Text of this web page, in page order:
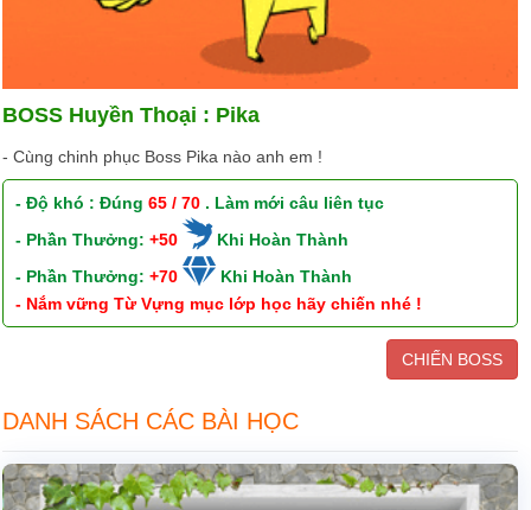
BOSS Huyền Thoại : Pika
- Cùng chinh phục Boss Pika nào anh em !
- Độ khó : Đúng65 / 70 . Làm mới câu liên tục
- Phần Thưởng:+50
Khi Hoàn Thành
- Phần Thưởng:+70
Khi Hoàn Thành
- Nắm vững Từ Vựng mục lớp học hãy chiến nhé !
CHIẾN BOSS
DANH SÁCH CÁC BÀI HỌC